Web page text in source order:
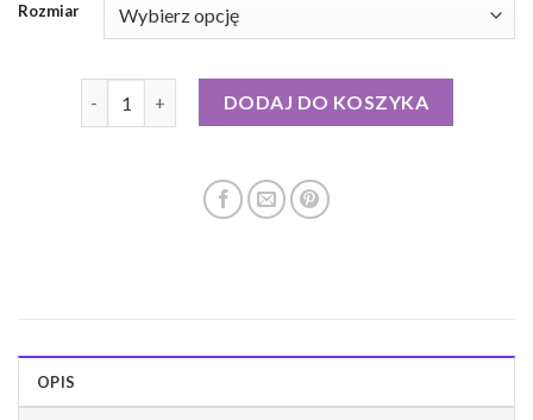
Rozmiar
ilość kurtka puchowa arcteryxDODAJ DO KOSZYKA
OPIS